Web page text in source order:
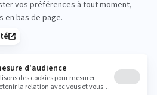
Heures
Fermé
09:30 - 12:00 14:00 - 18:30